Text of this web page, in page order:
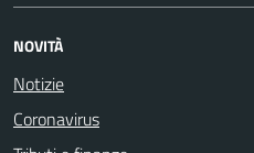
NOVITÀ
Notizie
Coronavirus